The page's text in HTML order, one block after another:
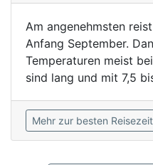
Am angenehmsten
Anfang September.
Temperaturen meist
sind lang und mit 7,5
Mehr zur besten Reisezeit